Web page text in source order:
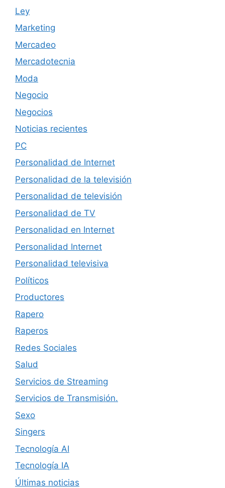
Ley
Marketing
Mercadeo
Mercadotecnia
Moda
Negocio
Negocios
Noticias recientes
PC
Personalidad de Internet
Personalidad de la televisión
Personalidad de televisión
Personalidad de TV
Personalidad en Internet
Personalidad Internet
Personalidad televisiva
Políticos
Productores
Rapero
Raperos
Redes Sociales
Salud
Servicios de Streaming
Servicios de Transmisión.
Sexo
Singers
Tecnología AI
Tecnología IA
Últimas noticias